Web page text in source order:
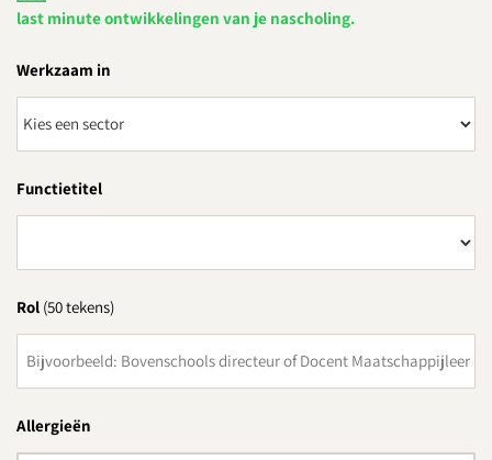
last minute ontwikkelingen van je nascholing.
Werkzaam in
Functietitel
Rol (50 tekens)
Allergieën